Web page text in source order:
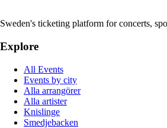
Sweden's ticketing platform for concerts,
Explore
All Events
Events by city
Alla arrangörer
Alla artister
Knislinge
Smedjebacken